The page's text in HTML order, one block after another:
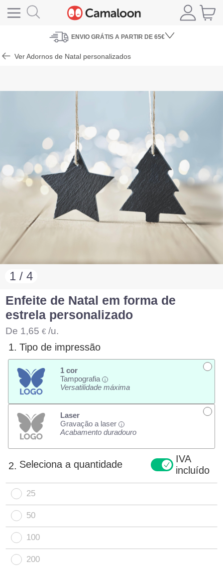
ENVIO GRÁTIS A PARTIR DE 65€
Ver Adornos de Natal personalizados
1 / 4
Enfeite de Natal em forma de
estrela personalizado
De 1,65 € /u.
1. Tipo de impressão
1 cor
Tampografia
i
Versatilidade máxima
Laser
Gravação a laser
i
Acabamento duradouro
2. Seleciona a quantidade
IVA
incluído
25
50
100
200